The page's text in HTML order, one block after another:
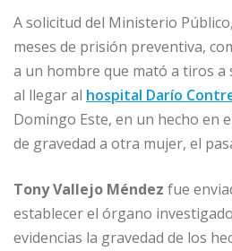
c
e
b
o
o
k
ai
l
k
e
dI
n
at
s
A
p
p
ss
e
n
g
e
r
A solicitud del Ministerio
meses de prisión preventiva,
a un hombre que mató a tiros
al llegar al hospital Darío
Domingo Este, en un hecho en
de gravedad a otra mujer, el
Tony Vallejo Méndez fue
establecer el órgano
evidencias la gravedad de los